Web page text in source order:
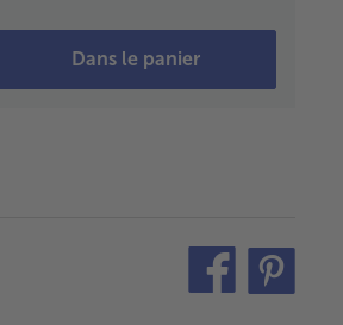
Dans le panier
teilen